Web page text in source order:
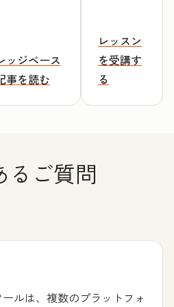
ッジベース
事を読む
レッスン
を受講す
る
るご質問
ルは、複数のプラットフォ